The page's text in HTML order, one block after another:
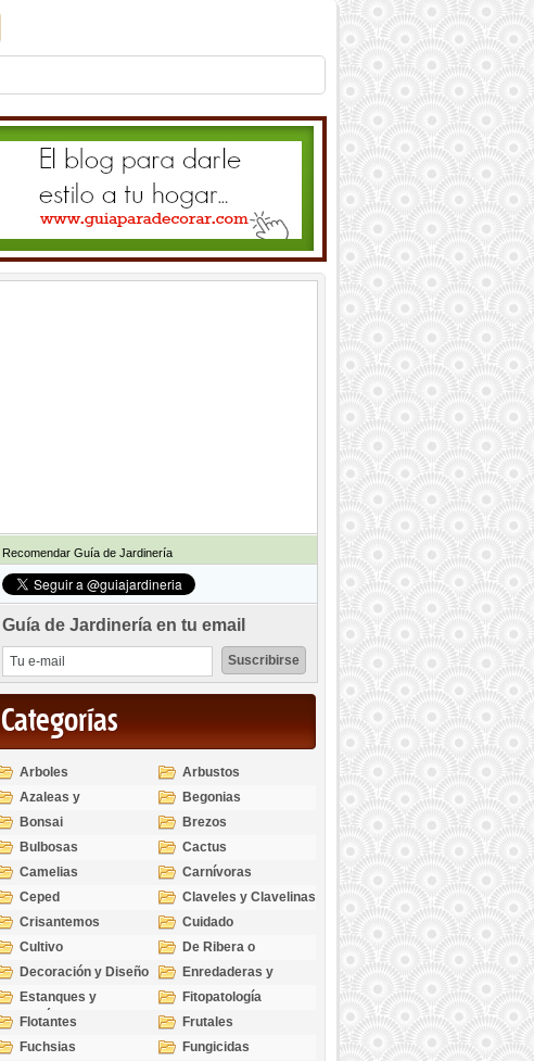
Recomendar Guía de Jardinería
Guía de Jardinería en tu email
Categorías
Arboles
Arbustos
Azaleas y
Rododendros
Begonias
Bonsai
Brezos
Bulbosas
Cactus
Camelias
Carnívoras
Ceped
Claveles y Clavelinas
Crisantemos
Cuidado
Cultivo
De Ribera o
Palustres
Decoración y Diseño
Enredaderas y
cubresuelos
Estanques y
Acuáticas
Fitopatología
Flotantes
Frutales
Fuchsias
Fungicidas